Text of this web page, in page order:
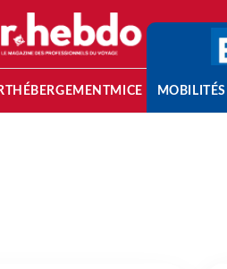
HÉBERGEMENTMICE MOBILITÉS